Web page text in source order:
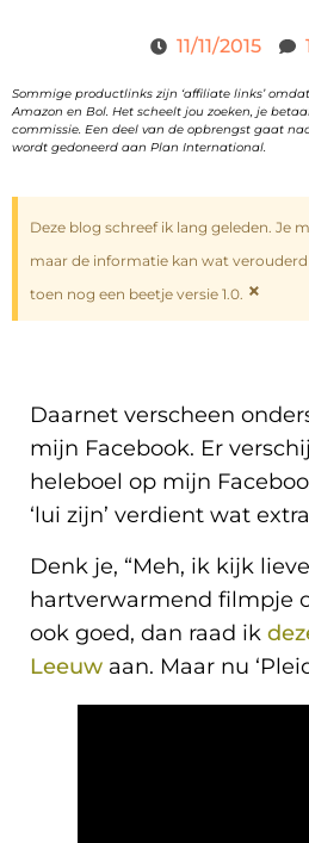
11/11/2015
Sommige productlinks zijn ‘affiliate links’
Amazon en Bol. Het scheelt jou zoeken, je
commissie. Een deel van de opbrengst gaat
wordt gedoneerd aan Plan International.
Deze blog schreef ik lang geleden. Je
maar de informatie kan wat
toen nog een beetje versie 1.0. ×
Daarnet verscheen
mijn Facebook. Er
heleboel op mijn
‘lui zijn’ verdient wat
Denk je, “Meh, ik kijk
hartverwarmend filmpje
ook goed, dan raad ik
Leeuw aan. Maar nu